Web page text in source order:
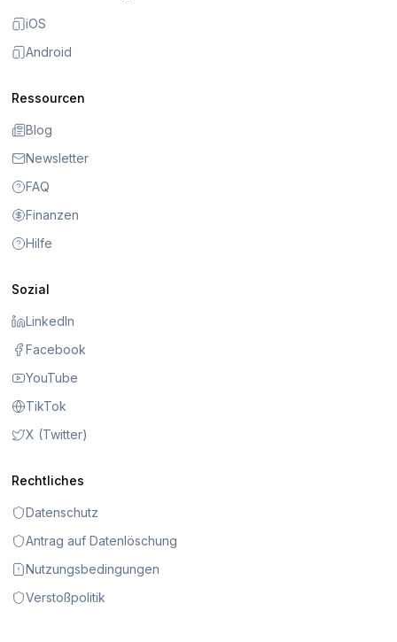
iOS
Android
Ressourcen
Blog
Newsletter
FAQ
Finanzen
Hilfe
Sozial
LinkedIn
Facebook
YouTube
TikTok
X (Twitter)
Rechtliches
Datenschutz
Antrag auf Datenlöschung
Nutzungsbedingungen
Verstoßpolitik